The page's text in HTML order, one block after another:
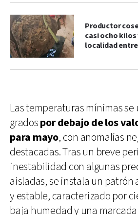
Productor
casi ocho kilos
localidad
Las temperaturas mínimas
gradospor debajo de los
para mayo, con anomalías
destacadas. Tras un breve
inestabilidad con algunas
aisladas, se instala un patrón
y estable, caracterizado por
baja humedad y una